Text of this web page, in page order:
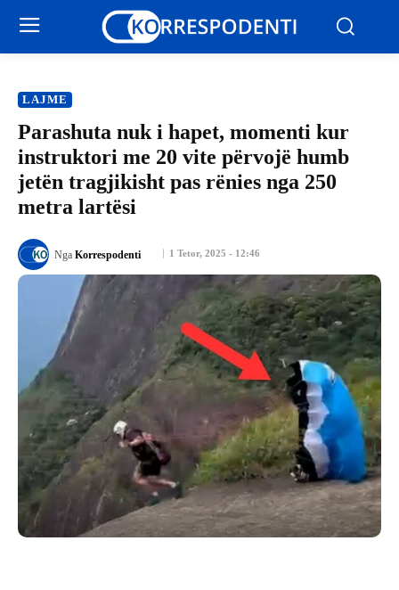
LAJME
Parashuta nuk i hapet, momenti kur
instruktori me 20 vite përvojë humb
jetën tragjikisht pas rënies nga 250
metra lartësi
1 Tetor, 2025 - 12:46
Nga Korrespodenti